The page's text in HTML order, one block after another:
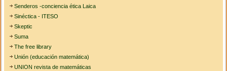
Senderos -conciencia ética Laica
Sinéctica - ITESO
Skeptic
Suma
The free library
Unión (educación matemática)
UNION revista de matemáticas